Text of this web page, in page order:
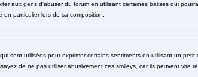
aux gens d'abuser du forum en utilisant certaines balises qui
particulier lors de sa composition.
sont utilisées pour exprimer certains sentiments en utilisant un
de ne pas utiliser abusivement ces smileys, car ils peuvent vite